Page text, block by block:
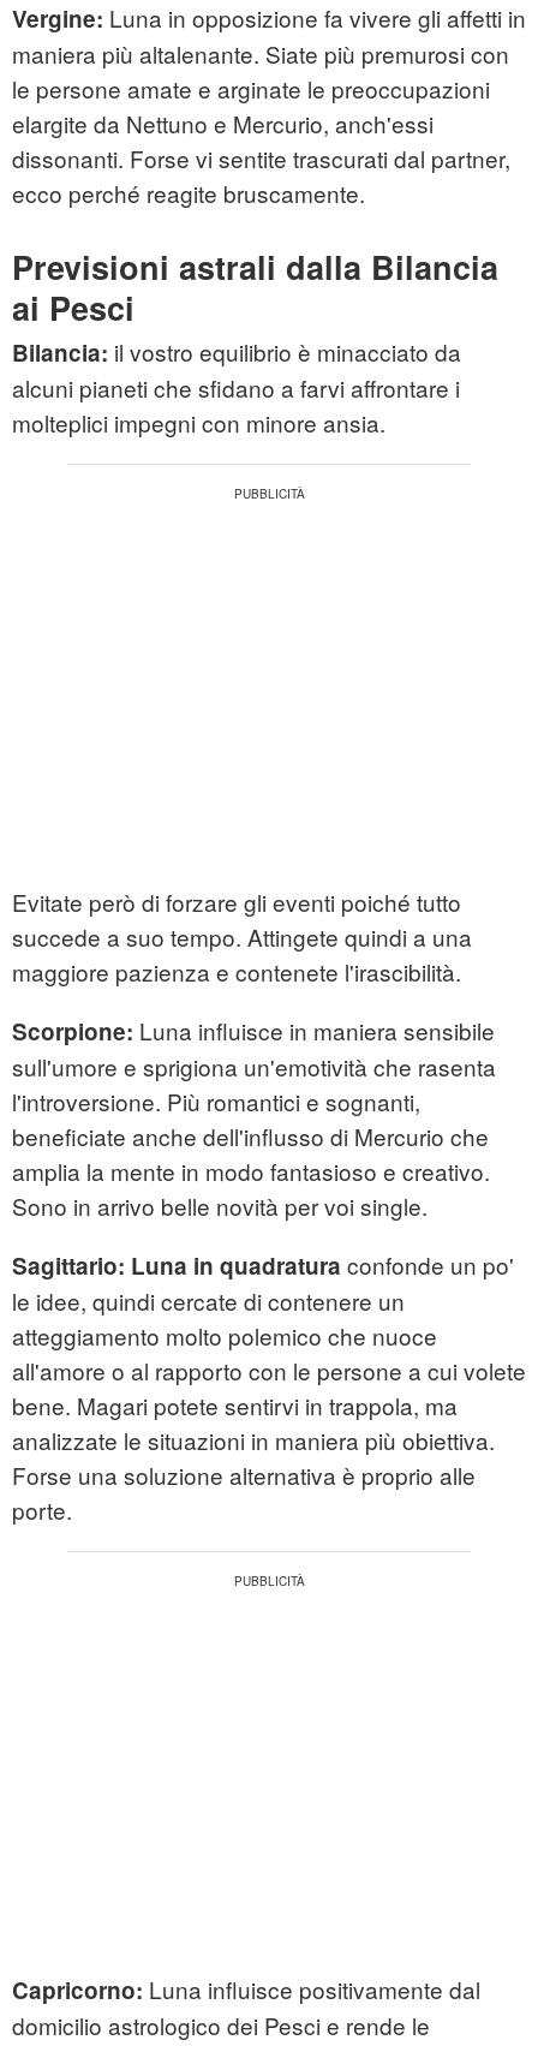
Vergine: Luna in opposizione fa vivere gli affetti in
maniera più altalenante. Siate più premurosi con
le persone amate e arginate le preoccupazioni
elargite da Nettuno e Mercurio, anch'essi
dissonanti. Forse vi sentite trascurati dal partner,
ecco perché reagite bruscamente.
Previsioni astrali dalla Bilancia
ai Pesci
Bilancia: il vostro equilibrio è minacciato da
alcuni pianeti che sfidano a farvi affrontare i
molteplici impegni con minore ansia.
Evitate però di forzare gli eventi poiché tutto
succede a suo tempo. Attingete quindi a una
maggiore pazienza e contenete l'irascibilità.
Scorpione: Luna influisce in maniera sensibile
sull'umore e sprigiona un'emotività che rasenta
l'introversione. Più romantici e sognanti,
beneficiate anche dell'influsso di Mercurio che
amplia la mente in modo fantasioso e creativo.
Sono in arrivo belle novità per voi single.
Sagittario: Luna in quadratura confonde un po'
le idee, quindi cercate di contenere un
atteggiamento molto polemico che nuoce
all'amore o al rapporto con le persone a cui volete
bene. Magari potete sentirvi in trappola, ma
analizzate le situazioni in maniera più obiettiva.
Forse una soluzione alternativa è proprio alle
porte.
Capricorno: Luna influisce positivamente dal
domicilio astrologico dei Pesci e rende le